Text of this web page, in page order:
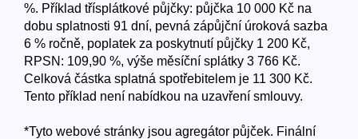
%. Příklad třísplátkové půjčky: půjčka 10 000 Kč na
dobu splatnosti 91 dní, pevná zápůjční úroková sazba
6 % ročně, poplatek za poskytnutí půjčky 1 200 Kč,
RPSN: 109,90 %, výše měsíční splátky 3 766 Kč.
Celková částka splatná spotřebitelem je 11 300 Kč.
Tento příklad není nabídkou na uzavření smlouvy.
*Tyto webové stránky jsou agregátor půjček. Finální